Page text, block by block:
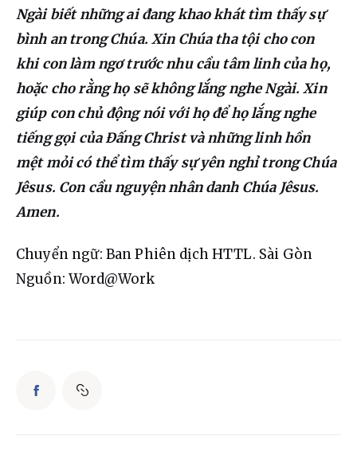
Ngài biết những ai đang khao khát tìm thấy sự
bình an trong Chúa. Xin Chúa tha tội cho con
khi con làm ngơ trước nhu cầu tâm linh của họ,
hoặc cho rằng họ sẽ không lắng nghe Ngài. Xin
giúp con chủ động nói với họ để họ lắng nghe
tiếng gọi của Đấng Christ và những linh hồn
mệt mỏi có thể tìm thấy sự yên nghỉ trong Chúa
Jêsus. Con cầu nguyện nhân danh Chúa Jêsus.
Amen.
Chuyển ngữ: Ban Phiên dịch HTTL. Sài Gòn
Nguồn: Word@Work